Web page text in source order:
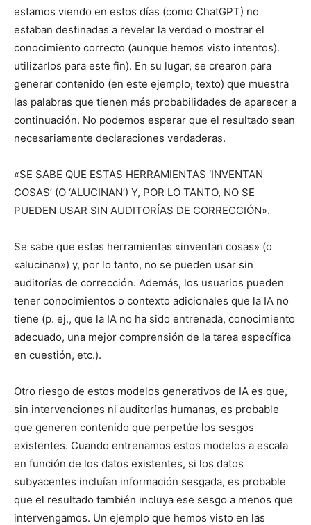
estamos viendo en estos días (como ChatGPT) no
estaban destinadas a revelar la verdad o mostrar el
conocimiento correcto (aunque hemos visto intentos).
utilizarlos para este fin). En su lugar, se crearon para
generar contenido (en este ejemplo, texto) que muestra
las palabras que tienen más probabilidades de aparecer a
continuación. No podemos esperar que el resultado sean
necesariamente declaraciones verdaderas.
«SE SABE QUE ESTAS HERRAMIENTAS ‘INVENTAN
COSAS’ (O ‘ALUCINAN’) Y, POR LO TANTO, NO SE
PUEDEN USAR SIN AUDITORÍAS DE CORRECCIÓN».
Se sabe que estas herramientas «inventan cosas» (o
«alucinan») y, por lo tanto, no se pueden usar sin
auditorías de corrección. Además, los usuarios pueden
tener conocimientos o contexto adicionales que la IA no
tiene (p. ej., que la IA no ha sido entrenada, conocimiento
adecuado, una mejor comprensión de la tarea específica
en cuestión, etc.).
Otro riesgo de estos modelos generativos de IA es que,
sin intervenciones ni auditorías humanas, es probable
que generen contenido que perpetúe los sesgos
existentes. Cuando entrenamos estos modelos a escala
en función de los datos existentes, si los datos
subyacentes incluían información sesgada, es probable
que el resultado también incluya ese sesgo a menos que
intervengamos. Un ejemplo que hemos visto en las